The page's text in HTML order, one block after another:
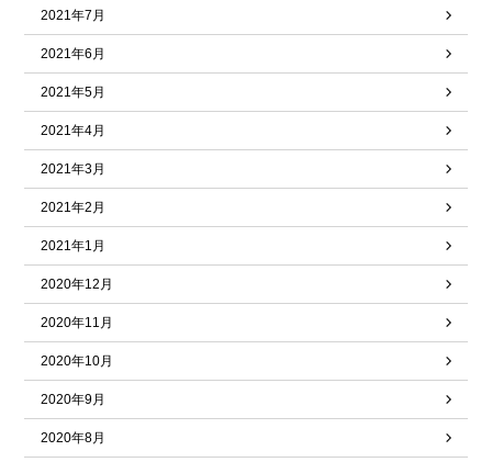
2021年7月
2021年6月
2021年5月
2021年4月
2021年3月
2021年2月
2021年1月
2020年12月
2020年11月
2020年10月
2020年9月
2020年8月